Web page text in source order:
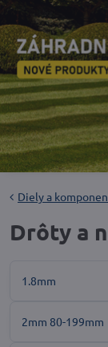
Diely a
Drôty a
1.8mm
2mm 80-199mm